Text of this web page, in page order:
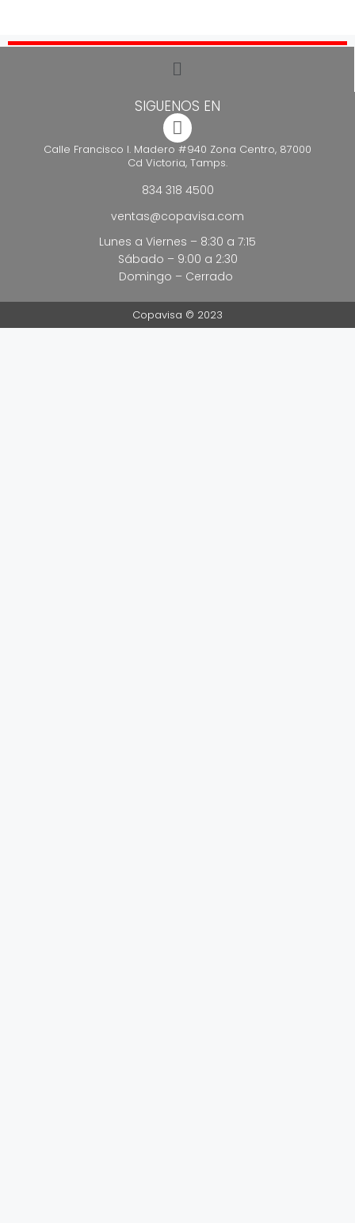
SIGUENOS EN
Calle Francisco I. Madero #940 Zona Centro, 87000
Cd Victoria, Tamps.
834 318 4500
ventas@copavisa.com
Lunes a Viernes – 8:30 a 7:15
Sábado – 9:00 a 2:30
Domingo – Cerrado
Copavisa © 2023